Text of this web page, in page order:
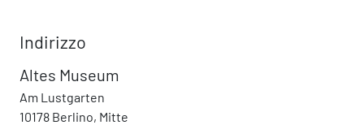
Indirizzo
Altes Museum
Am Lustgarten
10178 Berlino, Mitte